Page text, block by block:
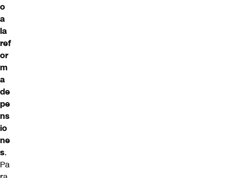
o
a
la
ref
or
m
a
de
pe
ns
io
ne
s.
Pa